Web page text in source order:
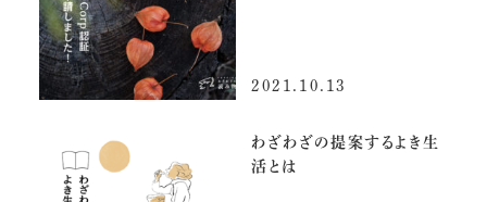
2021.10.13
わざわざの提案するよき生
活とは